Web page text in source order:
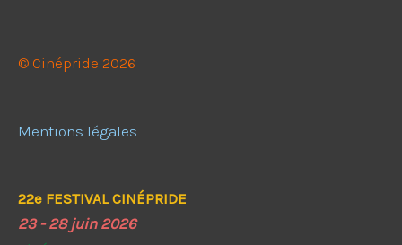
© Cinépride 2026
Mentions légales
22e FESTIVAL CINÉPRIDE
23 - 28 juin 2026